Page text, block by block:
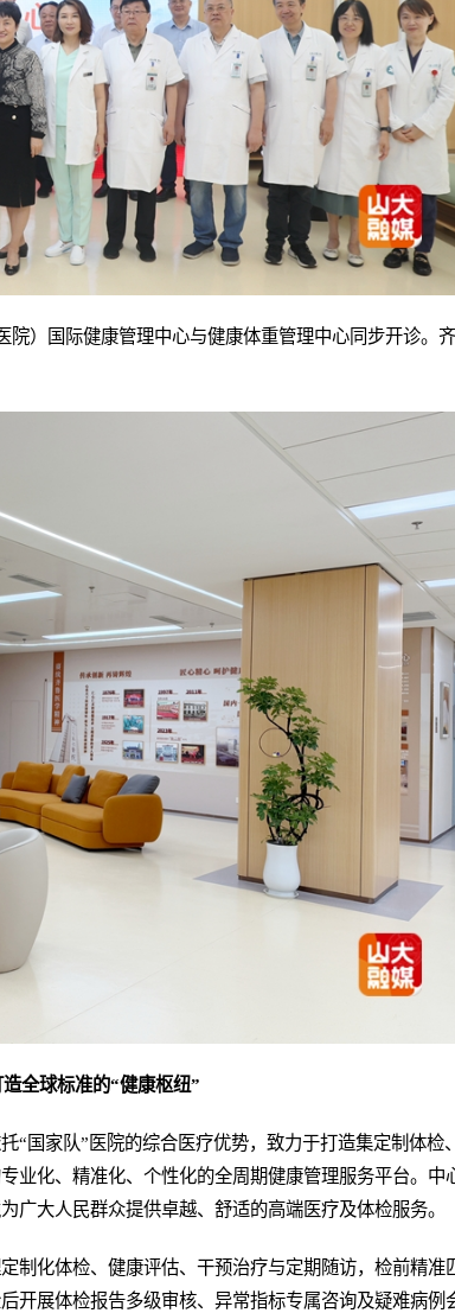
院）国际健康管理中心与健康体重管理中心同步开诊。
全球标准的“健康枢纽”
“国家队”医院的综合医疗优势，致力于打造集定制体检
业化、精准化、个性化的全周期健康管理服务平台。中
大人民群众提供卓越、舒适的高端医疗及体检服务。
制化体检、健康评估、干预治疗与定期随访，检前精准
展体检报告多级审核、异常指标专属咨询及疑难病例